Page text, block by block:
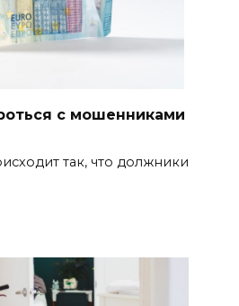
с мошенниками
так, что должники